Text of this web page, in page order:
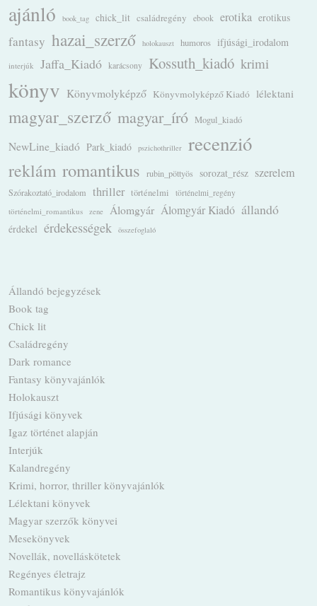
ajánló book_tag chick_lit családregény ebook erotika erotikus
fantasy hazai_szerző holokauszt humoros ifjúsági_irodalom
interjúk Jaffa_Kiadó karácsony Kossuth_kiadó krimi
könyv Könyvmolyképző Könyvmolyképző Kiadó lélektani
magyar_szerző magyar_író Mogul_kiadó
NewLine_kiadó Park_kiadó pszichothriller recenzió
reklám romantikus rubin_pöttyös sorozat_rész szerelem
Szórakoztató_irodalom thriller történelmi
történelmi_regény
történelmi_romantikus
zene Álomgyár Álomgyár Kiadó állandó
érdekel érdekességek összefoglaló
Állandó bejegyzések
Book tag
Chick lit
Családregény
Dark romance
Fantasy könyvajánlók
Holokauszt
Ifjúsági könyvek
Igaz történet alapján
Interjúk
Kalandregény
Krimi, horror, thriller könyvajánlók
Lélektani könyvek
Magyar szerzők könyvei
Mesekönyvek
Novellák, novelláskötetek
Regényes életrajz
Romantikus könyvajánlók